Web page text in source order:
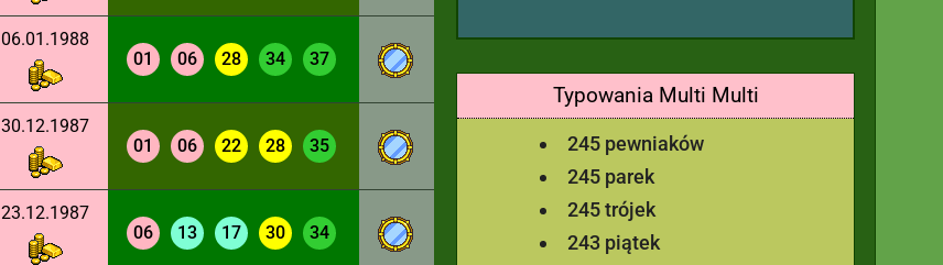
Typowania Multi Multi
245 pewniaków
245 parek
245 trójek
243 piątek
06.01.1988
01
06 28 34 37
30.12.1987
01
06 22 28 35
23.12.1987
06
13 17 30 34